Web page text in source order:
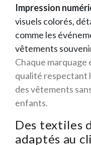
Impression
visuels colorés,
comme les
vêtements
Chaque marquage
qualité respectant
des vêtements
enfants.
Des textiles
adaptés au